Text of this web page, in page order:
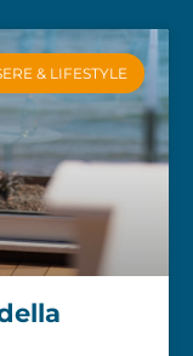
& LIFESTYLE